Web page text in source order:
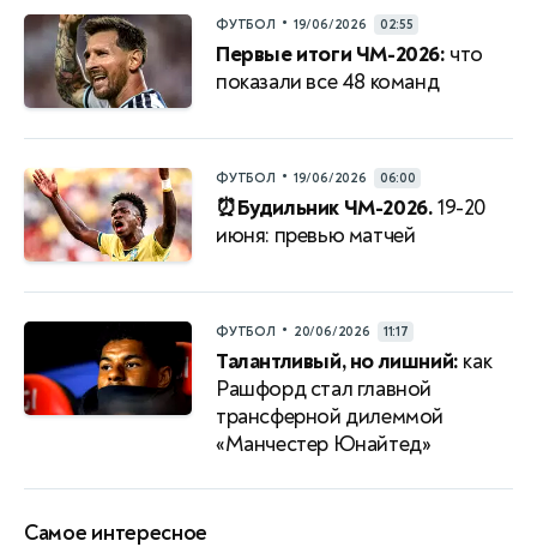
ФУТБОЛ • 19/06/2026 02:55
Первые итоги ЧМ-2026: что
показали все 48 команд
ФУТБОЛ • 19/06/2026 06:00
⏰Будильник ЧМ-2026.19-20
июня: превью матчей
ФУТБОЛ • 20/06/2026 11:17
Талантливый, но лишний: как
Рашфорд стал главной
трансферной дилеммой
«Манчестер Юнайтед»
Самое интересное